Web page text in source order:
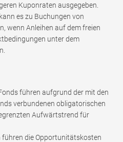
Kuponraten ausgegeben.
es zu Buchungen von
wenn Anleihen auf dem freien
unter dem
führen aufgrund der mit den
verbundenen obligatorischen
Aufwärtstrend für
führen die Opportunitätskosten